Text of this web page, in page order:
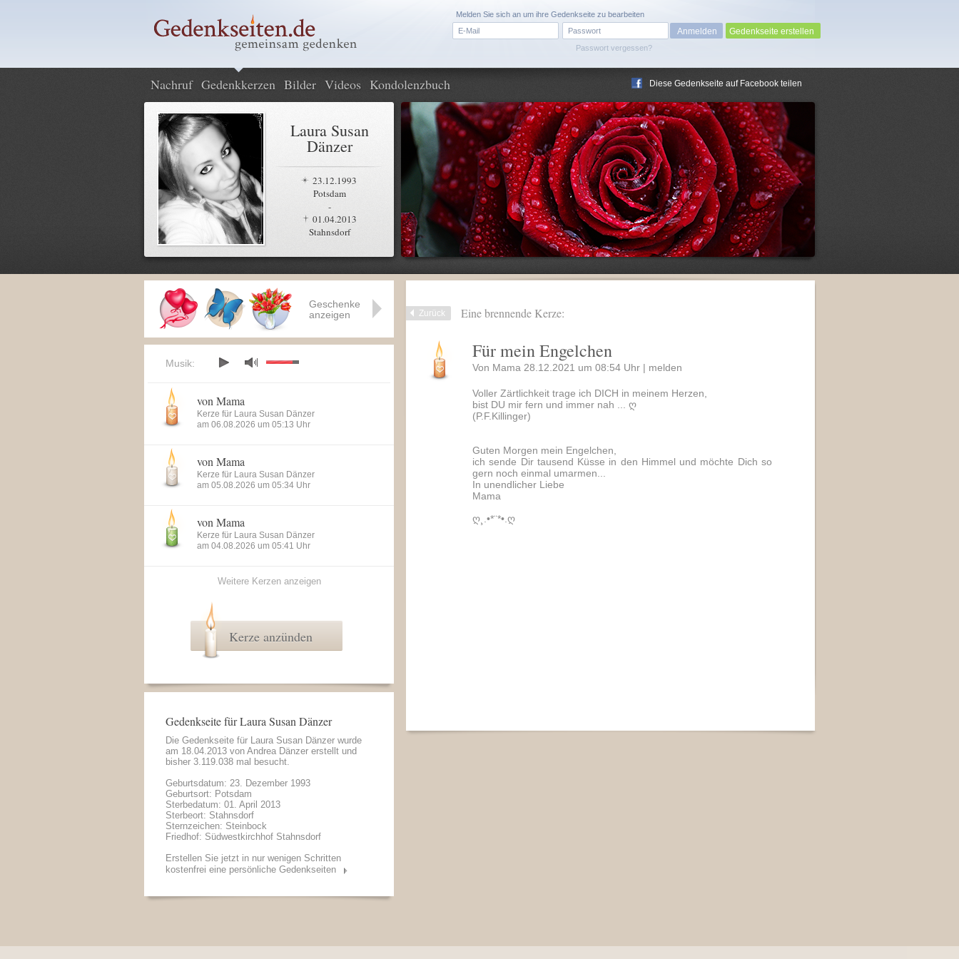
Passwort vergessen?
Melden Sie sich an um ihre Gedenkseite zu bearbeiten
Gedenkseite erstellen
Nachruf Gedenkkerzen Bilder Videos Kondolenzbuch Diese Gedenkseite auf Facebook teilen
Laura Susan
Dänzer
23.12.1993
Potsdam
-
01.04.2013
Stahnsdorf
Zurück Eine brennende Kerze:
Für mein Engelchen
Von Mama 28.12.2021 um 08:54 Uhr | melden
Voller Zärtlichkeit trage ich DICH in meinem Herzen,
bist DU mir fern und immer nah ... ღ
(P.F.Killinger)
Guten Morgen mein Engelchen,
ich sende Dir tausend Küsse in den Himmel und möchte Dich so
gern noch einmal umarmen...
In unendlicher Liebe
Mama
ღ¸.•*¨*•.ღ
Geschenke
anzeigen
Musik:
von Mama
Kerze für Laura Susan Dänzer
am 06.08.2026 um 05:13 Uhr
von Mama
Kerze für Laura Susan Dänzer
am 05.08.2026 um 05:34 Uhr
von Mama
Kerze für Laura Susan Dänzer
am 04.08.2026 um 05:41 Uhr
Weitere Kerzen anzeigen
Kerze anzünden
Gedenkseite für Laura Susan Dänzer
Die Gedenkseite für Laura Susan Dänzer wurde
am 18.04.2013 von Andrea Dänzer erstellt und
bisher 3.119.038 mal besucht.
Geburtsdatum: 23. Dezember 1993
Geburtsort: Potsdam
Sterbedatum: 01. April 2013
Sterbeort: Stahnsdorf
Sternzeichen: Steinbock
Friedhof: Südwestkirchhof Stahnsdorf
Erstellen Sie jetzt in nur wenigen Schritten
kostenfrei eine persönliche Gedenkseiten